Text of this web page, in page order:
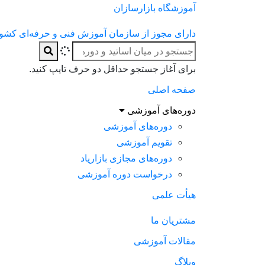
آموزشگاه بازارسازان
دارای مجوز از سازمان آموزش فنی و حرفه‌ای
برای آغاز جستجو حداقل دو حرف تایپ کنید.
صفحه اصلی
دوره‌های آموزشی
دوره‌های آموزشی
تقویم آموزشی
دوره‌های مجازی بازاریاد
درخواست دوره آموزشی
هیأت علمی
مشتریان ما
مقالات آموزشی
وبلاگ